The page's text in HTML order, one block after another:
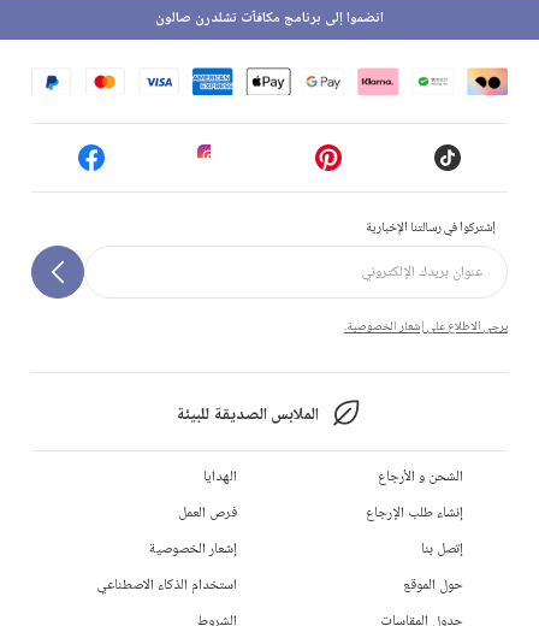
إشتركوا في رسالتنا الإخبارية
يرجى الاطلاع على إشعار الخصوصية.
الملابس الصديقة للبيئة
انضموا إلى برنامج مكافآت تشلدرن صالون
الشحن و الأرجاع
إنشاء طلب الإرجاع
إتصل بنا
حول الموقع
جدول المقاسات
الهدايا
فرص العمل
إشعار الخصوصية
استخدام الذكاء الاصطناعي
الشروط